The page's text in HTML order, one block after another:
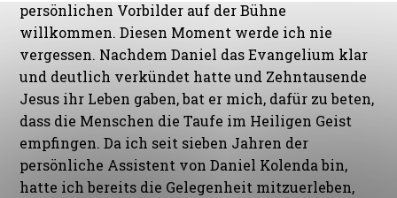
persönlichen Vorbilder auf der Bühne
willkommen. Diesen Moment werde ich nie
vergessen. Nachdem Daniel das Evangelium klar
und deutlich verkündet hatte und Zehntausende
Jesus ihr Leben gaben, bat er mich, dafür zu beten,
dass die Menschen die Taufe im Heiligen Geist
empfingen. Da ich seit sieben Jahren der
persönliche Assistent von Daniel Kolenda bin,
hatte ich bereits die Gelegenheit mitzuerleben,